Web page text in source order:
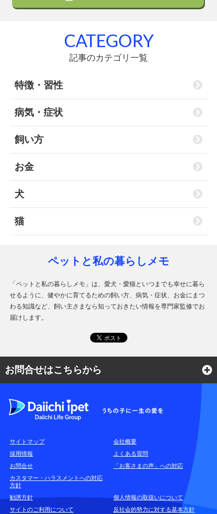
CATEGORY
記事のカテゴリ一覧
特徴・習性
病気・症状
飼い方
お金
犬
猫
ペットと私の暮らしメモ
「ペットと私の暮らしメモ」は、愛犬・愛猫といつまでも幸せに暮ら
せるように、健やかに育てるための飼い方、病気・症状、お金にまつ
わる知識など、飼い主さまなら知っておきたい情報を専門家監修でお
届けします。
お問合せはこちらから
各種お問合せ窓口
耳や言葉の不自由なお客さまのお問合せ窓口
お申込みをご検討中のお客さま
(商品に関するお問合せ・資料請求)
資料請求はこちら
サイトマップ
会社概要
採用情報
よくある質問
お問合せ
「お客さまの声」への対応
カスタマー・ハラスメントへの対応
方針
勧誘方針
個人情報の取扱いについて
サイトのご利用について
反社会的勢力に対する基本方針